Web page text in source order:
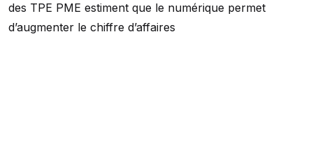
des TPE PME estiment que le numérique permet
d’augmenter le chiffre d’affaires